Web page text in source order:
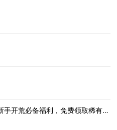
《超维计划》公测礼包码汇总！新手开荒必备福利，免费领取稀有伙伴